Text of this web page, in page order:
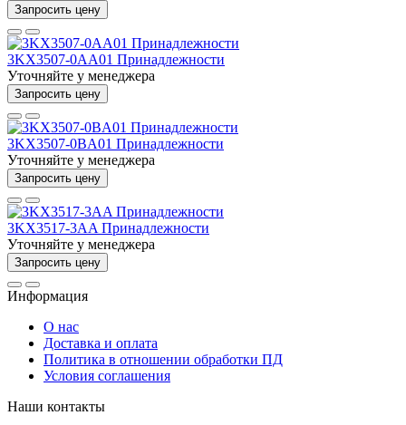
Запросить цену
3KX3507-0AA01 Принадлежности
Уточняйте у менеджера
Запросить цену
3KX3507-0BA01 Принадлежности
Уточняйте у менеджера
Запросить цену
3KX3517-3AA Принадлежности
Уточняйте у менеджера
Запросить цену
Информация
О нас
Доставка и оплата
Политика в отношении обработки ПД
Условия соглашения
Наши контакты